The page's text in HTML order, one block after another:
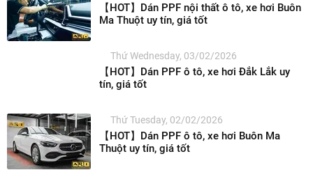
【HOT】Dán PPF nội thất ô tô, xe hơi Buôn
Ma Thuột uy tín, giá tốt
Thứ Wednesday, 03/02/2026
【HOT】Dán PPF ô tô, xe hơi Đắk Lắk uy
tín, giá tốt
Thứ Tuesday, 02/02/2026
【HOT】Dán PPF ô tô, xe hơi Buôn Ma
Thuột uy tín, giá tốt